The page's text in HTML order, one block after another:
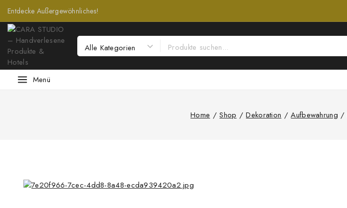
Entdecke Außergewöhnliches!
Menü
Home / Shop / Dekoration / Aufbewahrung /